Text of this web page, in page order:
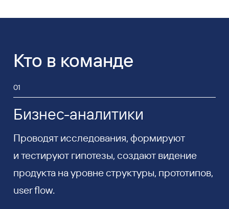
Кто в команде
01
Бизнес-аналитики
Проводят исследования, формируют
и тестируют гипотезы, создают видение
продукта на уровне структуры, прототипов,
user flow.